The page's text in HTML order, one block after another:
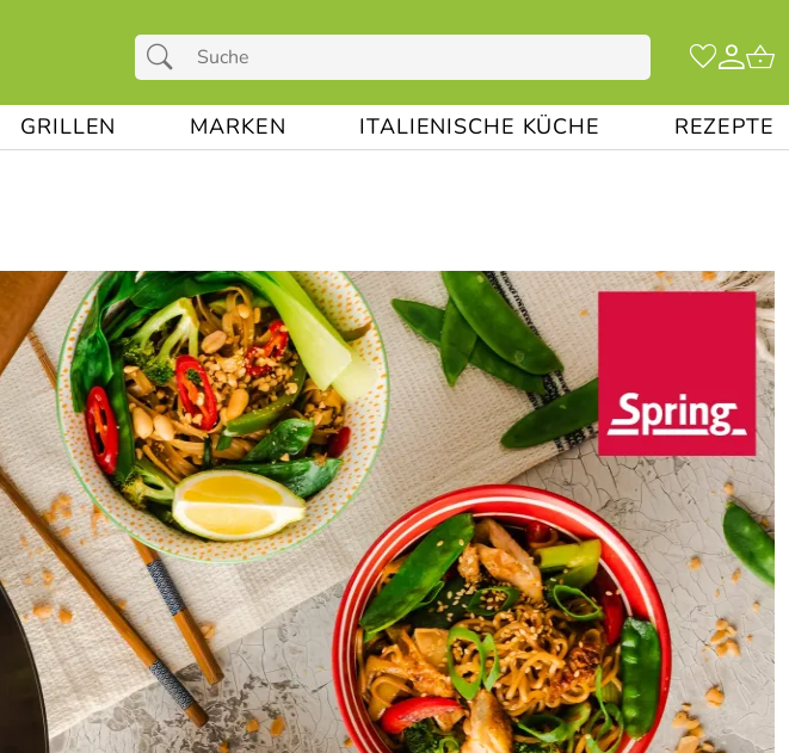
GRILLEN MARKEN ITALIENISCHE KÜCHE REZEPTE